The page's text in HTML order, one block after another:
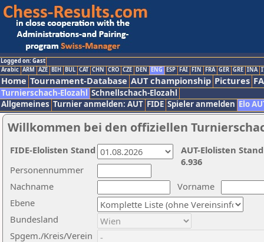
Logged on: Gast
Arabic ARM AZE BIH BUL CAT CHN CRO CZE DEN ENG ESP FAI FIN FRA GER GRE INA
Home Tournament-Database AUT championship Pictures
Turnierschach-Elozahl Schnellschach-Elozahl
Allgemeines Turnier anmelden: AUT FIDE Spieler anmelden Elo
Willkommen bei den offiziellen
Nachname
Vorname
Ebene
Personennummer
Bundesland
Spgem./Kreis/Verein
AUT-Elolisten
6.936
FIDE-Elolisten Stand